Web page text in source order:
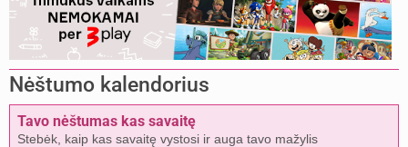
Nėštumo kalendorius
Tavo nėštumas kas savaitę
Stebėk, kaip kas savaitę vystosi ir auga tavo mažylis